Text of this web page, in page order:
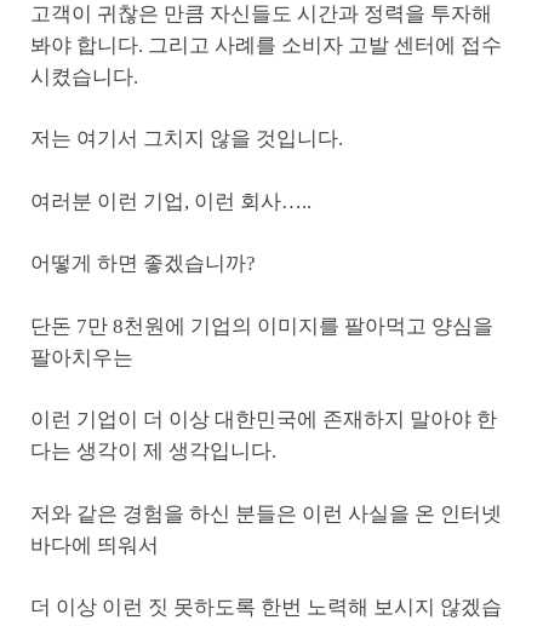
고객이 귀찮은 만큼 자신들도 시간과 정력을 투자해
봐야 합니다. 그리고 사례를 소비자 고발 센터에 접수
시켰습니다.
저는 여기서 그치지 않을 것입니다.
여러분 이런 기업, 이런 회사…..
어떻게 하면 좋겠습니까?
단돈 7만 8천원에 기업의 이미지를 팔아먹고 양심을
팔아치우는
이런 기업이 더 이상 대한민국에 존재하지 말아야 한
다는 생각이 제 생각입니다.
저와 같은 경험을 하신 분들은 이런 사실을 온 인터넷
바다에 띄워서
더 이상 이런 짓 못하도록 한번 노력해 보시지 않겠습